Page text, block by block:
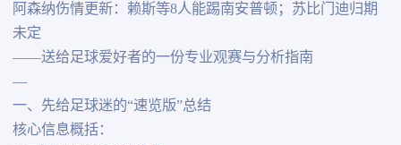
阿森纳伤情更新：赖斯等8人能踢南安普顿；苏比门迪归期
未定
——送给足球爱好者的一份专业观赛与分析指南
—
一、先给足球迷的“速览版”总结
核心信息概括：